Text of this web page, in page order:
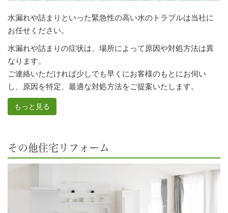
水漏れや詰まりといった緊急性の高い水のトラブルは当社に
お任せください。
水漏れや詰まりの症状は、場所によって原因や対処方法は異
なります。
ご連絡いただければ少しでも早くにお客様のもとにお伺い
し、原因を特定、最適な対処方法をご提案いたします。
もっと見る
その他住宅リフォーム